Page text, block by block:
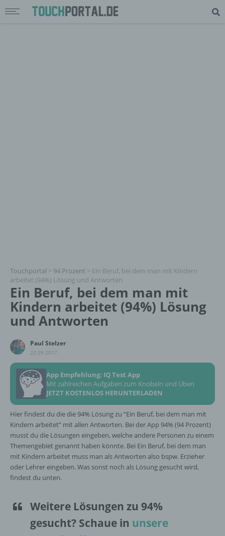
Touchportal > 94 Prozent > Ein Beruf, bei dem man mit Kindern
arbeitet (94%) Lösung und Antworten
Ein Beruf, bei dem man mit
Kindern arbeitet (94%) Lösung
und Antworten
Paul Stelzer
22.09.2017
App Empfehlung: IQ Test App
Mit zahlreichen Aufgaben zum Knobeln und Üben
JETZT KOSTENLOS HERUNTERLADEN
Hier findest du die die 94% Lösung zu “Ein Beruf, bei dem man mit
Kindern arbeitet” mit allen Antworten. Bei der App 94% (94 Prozent)
musst du die Lösungen eingeben, welche andere Personen zu einem
Themengebiet genannt haben könnte. Bei Ein Beruf, bei dem man
mit Kindern arbeitet muss man als Antworten also bspw. Erzieher
oder Lehrer eingeben. Was sonst noch als Lösung gesucht wird,
findest du unten.
Weitere Lösungen zu 94%
gesucht? Schaue in unsere